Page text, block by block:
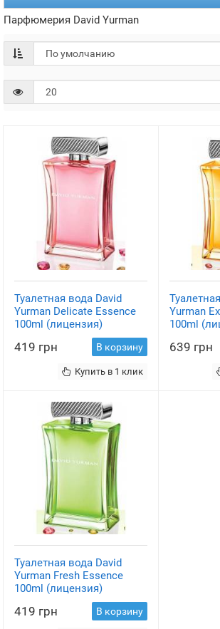
Парфюмерия David Yurman
Туалетная вода David
Yurman Delicate Essence
100ml (лицензия)
419 грн В корзину
Купить в 1 клик
Yurman
100ml
639 грн
Туалетная вода David
Yurman Fresh Essence
100ml (лицензия)
419 грн В корзину